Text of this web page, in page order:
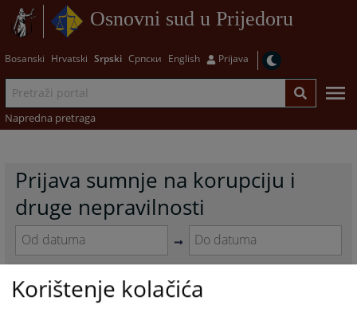
Osnovni sud u Prijedoru
Bosanski Hrvatski Srpski Српски English Prijava
Napredna pretraga
Prijava sumnje na korupciju i
druge nepravilnosti
Navigate
forward
to
Navigate
forward
to
Korištenje kolačića